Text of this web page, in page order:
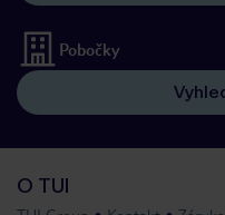
Pobočky
O TUI